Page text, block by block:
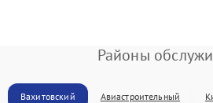
Районы
Вахитовский Авиастроительный